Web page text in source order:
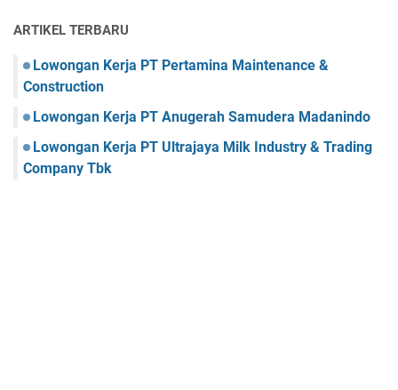
ARTIKEL TERBARU
Lowongan Kerja PT Pertamina Maintenance &
Construction
Lowongan Kerja PT Anugerah Samudera Madanindo
Lowongan Kerja PT Ultrajaya Milk Industry & Trading
Company Tbk